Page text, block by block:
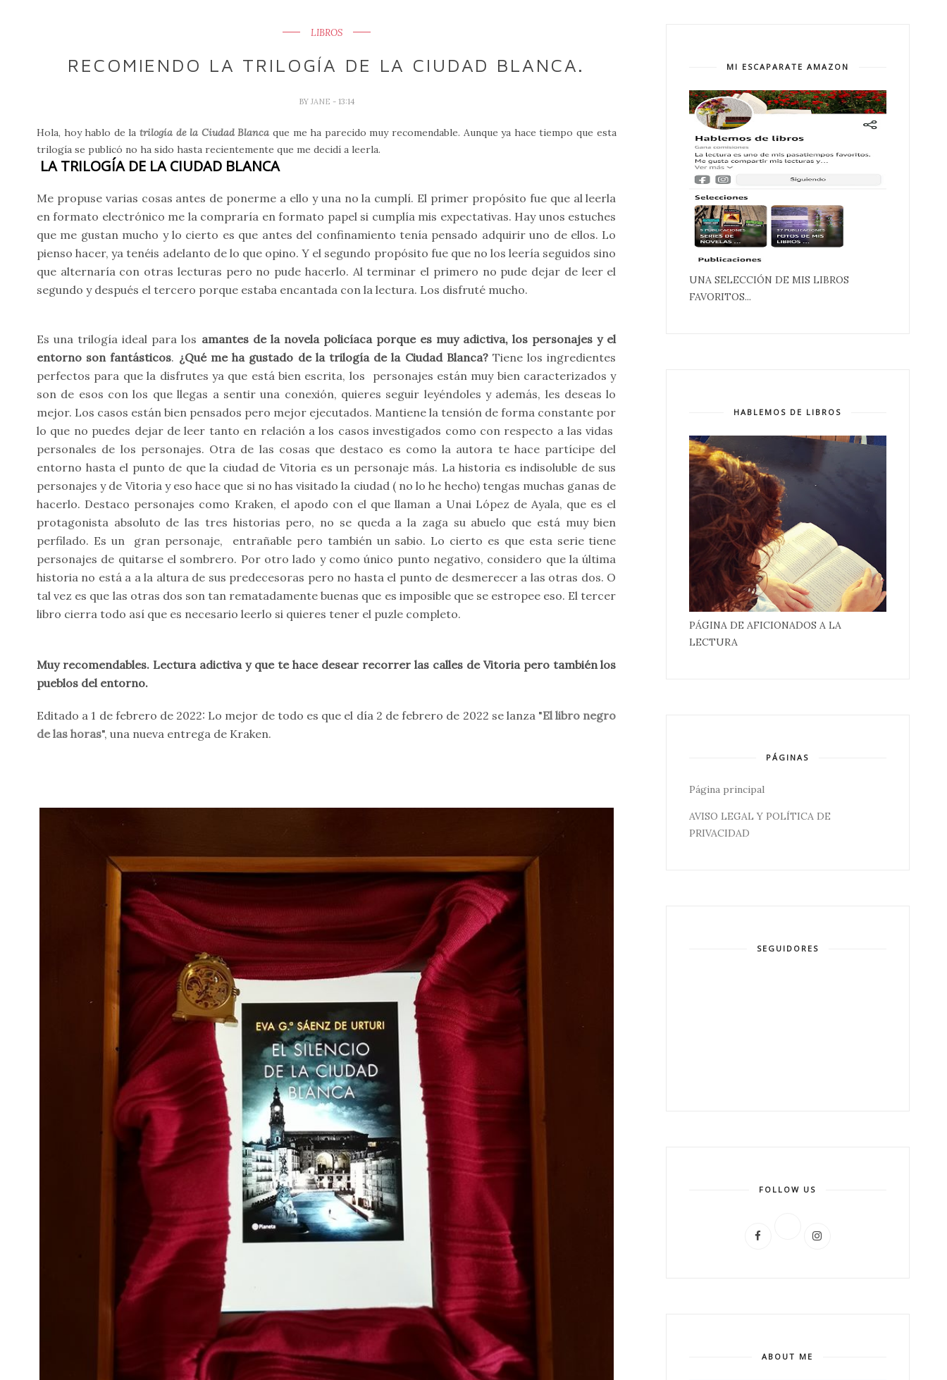
LIBROS
RECOMIENDO LA TRILOGÍA DE LA CIUDAD BLANCA.
BY JANE - 13:14
Hola, hoy hablo de la trilogía de la Ciudad Blanca que me ha parecido muy recomendable. Aunque ya hace tiempo que esta
trilogía se publicó no ha sido hasta recientemente que me decidí a leerla.
LA TRILOGÍA DE LA CIUDAD BLANCA
Me propuse varias cosas antes de ponerme a ello y una no la cumplí. El primer propósito fue que al leerla
en formato electrónico me la compraría en formato papel si cumplía mis expectativas. Hay unos estuches
que me gustan mucho y lo cierto es que antes del confinamiento tenía pensado adquirir uno de ellos. Lo
pienso hacer, ya tenéis adelanto de lo que opino. Y el segundo propósito fue que no los leería seguidos sino
que alternaría con otras lecturas pero no pude hacerlo. Al terminar el primero no pude dejar de leer el
segundo y después el tercero porque estaba encantada con la lectura. Los disfruté mucho.
Es una trilogía ideal para los amantes de la novela policíaca porque es muy adictiva, los personajes y el
entorno son fantásticos. ¿Qué me ha gustado de la trilogía de la Ciudad Blanca?Tiene los ingredientes
perfectos para que la disfrutes ya que está bien escrita, los personajes están muy bien caracterizados y
son de esos con los que llegas a sentir una conexión, quieres seguir leyéndoles y además, les deseas lo
mejor. Los casos están bien pensados pero mejor ejecutados. Mantiene la tensión de forma constante por
lo que no puedes dejar de leer tanto en relación a los casos investigados como con respecto a las vidas
personales de los personajes. Otra de las cosas que destaco es como la autora te hace partícipe del
entorno hasta el punto de que la ciudad de Vitoria es un personaje más. La historia es indisoluble de sus
personajes y de Vitoria y eso hace que si no has visitado la ciudad ( no lo he hecho) tengas muchas ganas de
hacerlo. Destaco personajes como Kraken, el apodo con el que llaman a Unai López de Ayala, que es el
protagonista absoluto de las tres historias pero, no se queda a la zaga su abuelo que está muy bien
perfilado. Es un gran personaje, entrañable pero también un sabio. Lo cierto es que esta serie tiene
personajes de quitarse el sombrero. Por otro lado y como único punto negativo, considero que la última
historia no está a a la altura de sus predecesoras pero no hasta el punto de desmerecer a las otras dos. O
tal vez es que las otras dos son tan rematadamente buenas que es imposible que se estropee eso. El tercer
libro cierra todo así que es necesario leerlo si quieres tener el puzle completo.
Muy recomendables. Lectura adictiva y que te hace desear recorrer las calles de Vitoria pero también los
pueblos del entorno.
Editado a 1 de febrero de 2022: Lo mejor de todo es que el día 2 de febrero de 2022 se lanza "El libro negro
de las horas", una nueva entrega de Kraken.
MI ESCAPARATE AMAZON
UNA SELECCIÓN DE MIS LIBROS
FAVORITOS...
HABLEMOS DE LIBROS
PÁGINA DE AFICIONADOS A LA
LECTURA
PÁGINAS
Página principal
AVISO LEGAL Y POLÍTICA DE
PRIVACIDAD
SEGUIDORES
FOLLOW US
ABOUT ME